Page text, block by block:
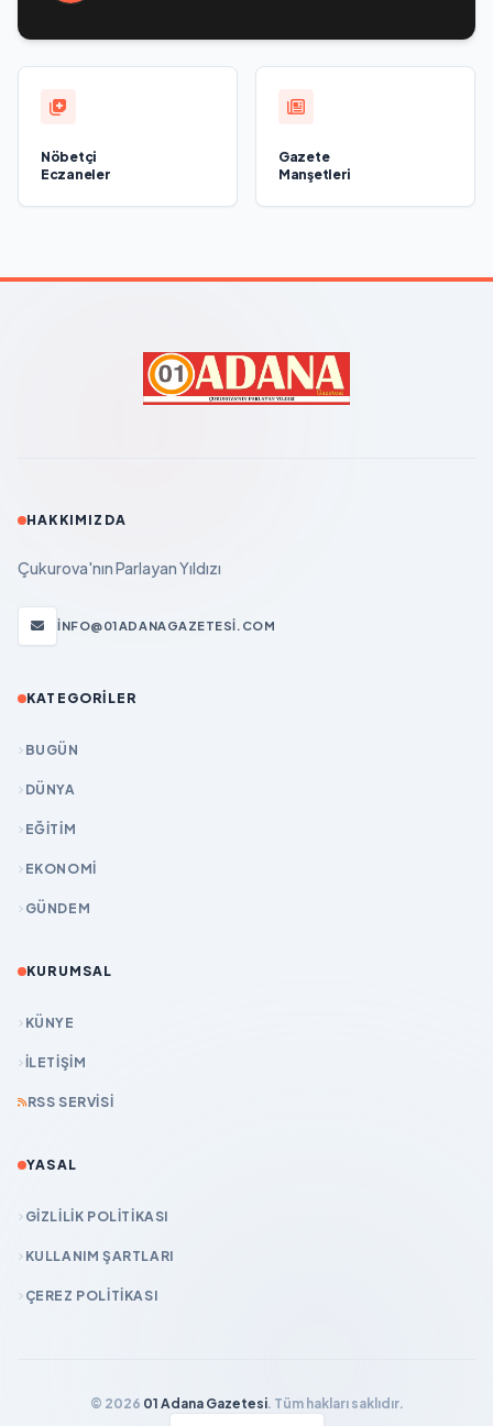
Nöbetçi
Eczaneler
Gazete
Manşetleri
HAKKIMIZDA
Çukurova'nın Parlayan Yıldızı
INFO@01ADANAGAZETESI.COM
KATEGORILER
BUGÜN
DÜNYA
EĞİTİM
EKONOMİ
GÜNDEM
KURUMSAL
KÜNYE
İLETIŞIM
RSS SERVISI
YASAL
GIZLILIK POLITIKASI
KULLANIM ŞARTLARI
ÇEREZ POLITIKASI
© 2026 01 Adana Gazetesi. Tüm hakları saklıdır.